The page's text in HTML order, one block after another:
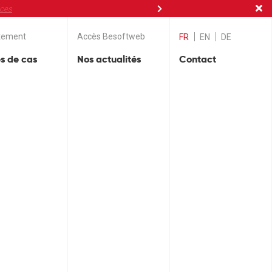
de cas
Accès Besoftweb
Nos actualités
FR EN DE
Contact